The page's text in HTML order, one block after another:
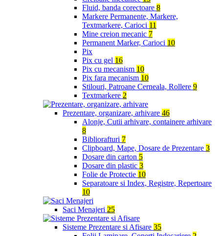
Fluid, banda corectoare 8
Markere Permanente, Markere,
Textmarkere, Carioci 11
Mine creion mecanic 7
Permanent Marker, Carioci 10
Pix
Pix cu gel 16
Pix cu mecanism 10
Pix fara mecanism 10
Stilouri, Patroane Cerneala, Rollere 9
Textmarkere 2
Prezentare, organizare, arhivare 46
Alonje, Cutii arhivare, containere arhivare
8
Bibliorafturi 7
Clipboard, Mape, Dosare de Prezentare 3
Dosare din carton 5
Dosare din plastic 3
Folie de Protectie 10
Separatoare si Index, Registre, Repertoare
10
Saci Menajeri 25
Sisteme Prezentare si Afisare 35